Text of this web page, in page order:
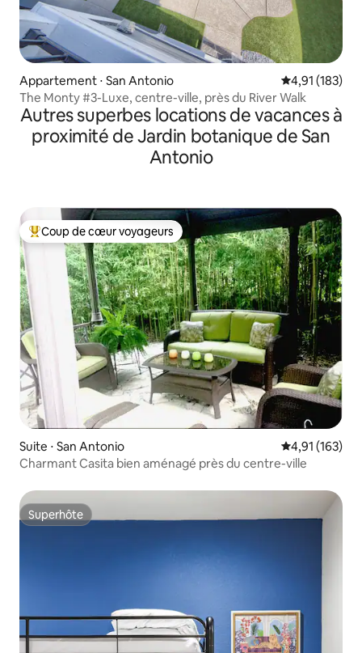
Appartement ⋅ San Antonio Évaluation
4,91 (183)
The Monty #3-Luxe, centre-ville, près du River Walk
Autres superbes locations de vacances à
proximité de Jardin botanique de San
Antonio
Coups de cœur voyageurs les plus appréciés
Coup de cœur voyageurs
Suite ⋅ San Antonio Évaluation
4,91 (163)
Charmant Casita bien aménagé près du centre-ville
Superhôte
Superhôte